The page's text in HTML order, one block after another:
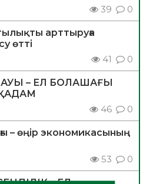
39 0
арттыруға
өтті
41 0
– ЕЛ БОЛАШАҒЫ
46 0
– өңір экономикасының
53 0